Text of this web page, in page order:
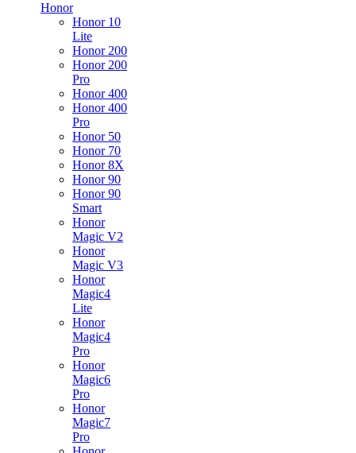
Honor
Honor 10
Lite
Honor 200
Honor 200
Pro
Honor 400
Honor 400
Pro
Honor 50
Honor 70
Honor 8X
Honor 90
Honor 90
Smart
Honor
Magic V2
Honor
Magic V3
Honor
Magic4
Lite
Honor
Magic4
Pro
Honor
Magic6
Pro
Honor
Magic7
Pro